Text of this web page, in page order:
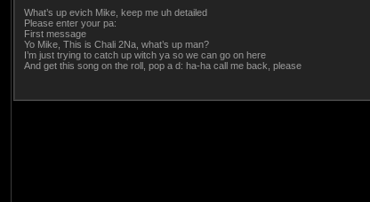
What’s up evich Mike, keep me uh detailed
Please enter your pa:
First message
Yo Mike, This is Chali 2Na, what’s up man?
I’m just trying to catch up witch ya so we can go on here
And get this song on the roll, pop a d: ha-ha call me back, please